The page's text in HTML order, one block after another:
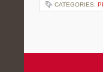
CATEGORIES: